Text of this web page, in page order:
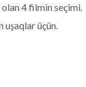
4 filmin seçimi.
uşaqlar üçün.